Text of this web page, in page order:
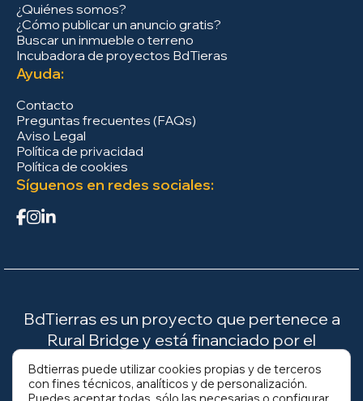
¿Quiénes somos?
¿Cómo publicar un anuncio gratis?
Buscar un inmueble o terreno
Incubadora de proyectos BdTieras
Ayuda:
Contacto
Preguntas frecuentes (FAQs)
Aviso Legal
Política de privacidad
Política de cookies
Síguenos en redes sociales:
BdTierras es un proyecto que pertenece a
Rural Bridge y está financiado por el
Ministerio para la Transición Ecológica y el
Reto Demográfico (MITECO).
Bdtierras puede utilizar cookies propias y de terceros
con fines técnicos, analíticos y de personalización.